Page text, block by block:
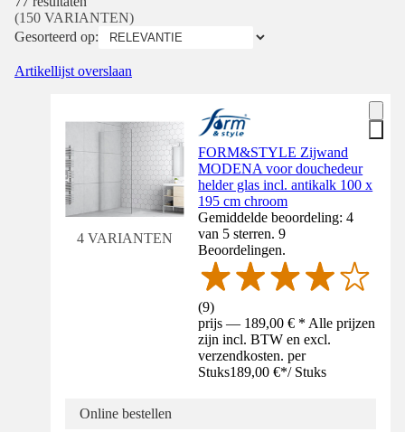
(150 VARIANTEN)
Gesorteerd op:
Artikellijst overslaan
4 VARIANTEN
FORM&STYLE Zijwand
MODENA voor douchedeur
helder glas incl. antikalk 100 x
195 cm chroom
Gemiddelde beoordeling: 4
van 5 sterren. 9
Beoordelingen.
(9)
prijs — 189,00 € * Alle prijzen
zijn incl. BTW en excl.
verzendkosten. per
Stuks189,00 €*/ Stuks
Online bestellen